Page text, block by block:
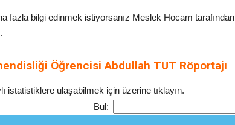
fazla bilgi edinmek istiyorsanız Meslek Hocam tarafından
Öğrencisi Abdullah TUT Röportajı
istatistiklere ulaşabilmek için üzerine tıklayın.
Bul: